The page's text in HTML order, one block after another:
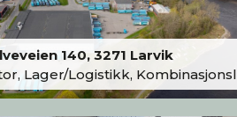
140, 3271 Larvik
Lager/Logistikk, Kombinasjonslokaler